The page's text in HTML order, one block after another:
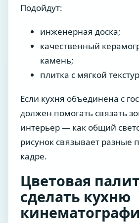
Подойдут:
инженерная доска;
качественный
камень;
плитка с мягкой
Если кухня объединена с
должен помогать связать
интерьер — как общий
рисунок связывает разные
кадре.
Цветовая
сделать кухню